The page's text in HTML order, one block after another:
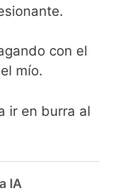
con el
mío.
ir en burra al
IA